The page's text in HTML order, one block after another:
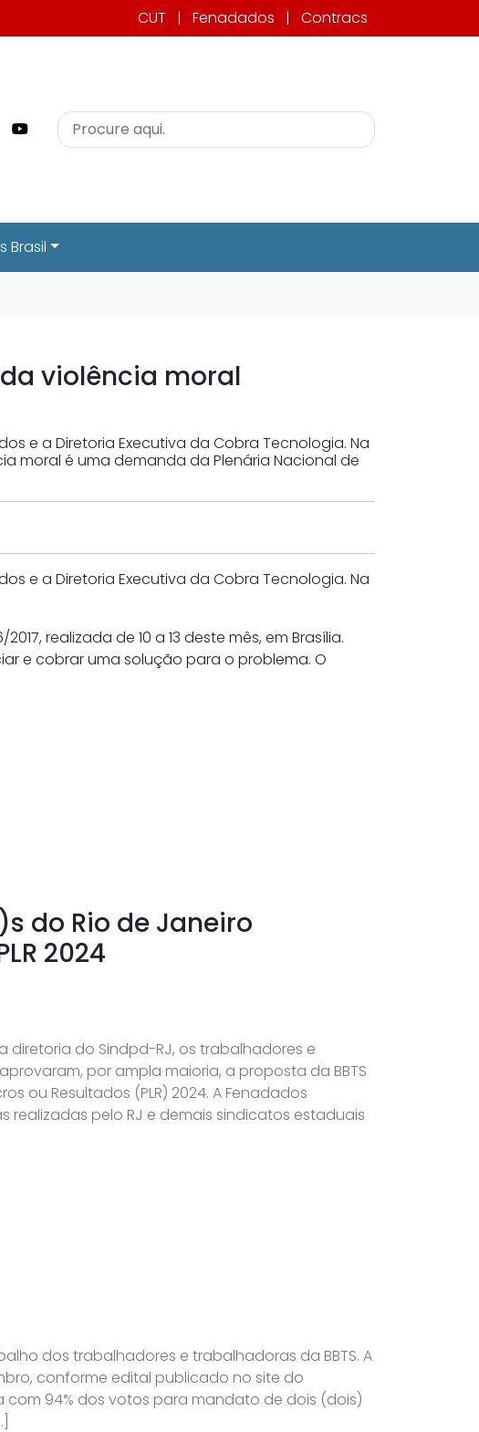
CUT | Fenadados | Contracs
Brasil
violência moral
e a Diretoria Executiva da Cobra Tecnologia. Na
moral é uma demanda da Plenária Nacional de
e a Diretoria Executiva da Cobra Tecnologia. Na
realizada de 10 a 13 deste mês, em Brasília.
e cobrar uma solução para o problema. O
do Rio de Janeiro
2024
diretoria do Sindpd-RJ, os trabalhadores e
por ampla maioria, a proposta da BBTS
ou Resultados (PLR) 2024. A Fenadados
pelo RJ e demais sindicatos estaduais
dos trabalhadores e trabalhadoras da BBTS. A
conforme edital publicado no site do
com 94% dos votos para mandato de dois (dois)